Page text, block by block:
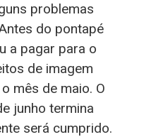
problemas
do pontapé
a pagar para o
de imagem
mês de maio. O
junho termina
será cumprido.